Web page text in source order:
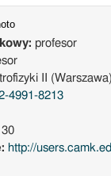
profesor
II (Warszawa)
4991-8213
http://